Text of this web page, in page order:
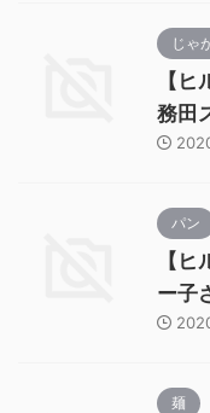
じゃ
【
務田
パン
【
ー子
麺